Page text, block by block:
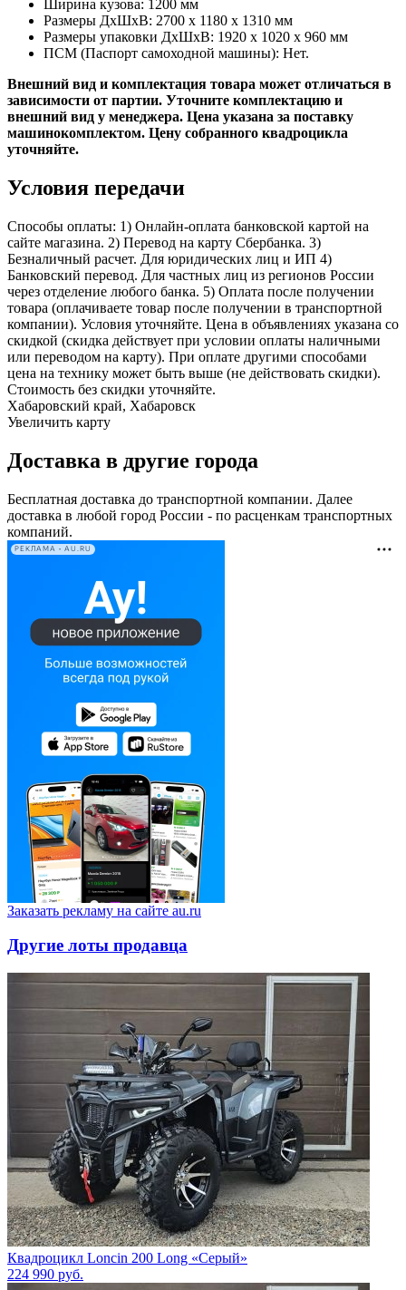
Ширина кузова: 1200 мм
Размеры ДхШхВ: 2700 x 1180 x 1310 мм
Размеры упаковки ДхШхВ: 1920 x 1020 x 960 мм
ПСМ (Паспорт самоходной машины): Нет.
Внешний вид и комплектация товара может отличаться в
зависимости от партии. Уточните комплектацию и
внешний вид у менеджера.​ Цена указана за поставку
машинокомплектом. Цену собранного квадроцикла
уточняйте.
Условия передачи
Способы оплаты: 1) Онлайн-оплата банковской картой на
сайте магазина. 2) Перевод на карту Сбербанка. 3)
Безналичный расчет. Для юридических лиц и ИП 4)
Банковский перевод. Для частных лиц из регионов России
через отделение любого банка. 5) Оплата после получении
товара (оплачиваете товар после получении в транспортной
компании). Условия уточняйте. Цена в объявлениях указана со
скидкой (скидка действует при условии оплаты наличными
или переводом на карту). При оплате другими способами
цена на технику может быть выше (не действовать скидки).
Стоимость без скидки уточняйте.
Хабаровский край, Хабаровск
Увеличить карту
Доставка в другие города
Бесплатная доставка до транспортной компании. Далее
доставка в любой город России - по расценкам транспортных
компаний.
РЕКЛАМА • AU.RU
Заказать рекламу на сайте au.ru
Другие лоты продавца
Квадроцикл Loncin 200 Long «Серый»
224 990 руб.